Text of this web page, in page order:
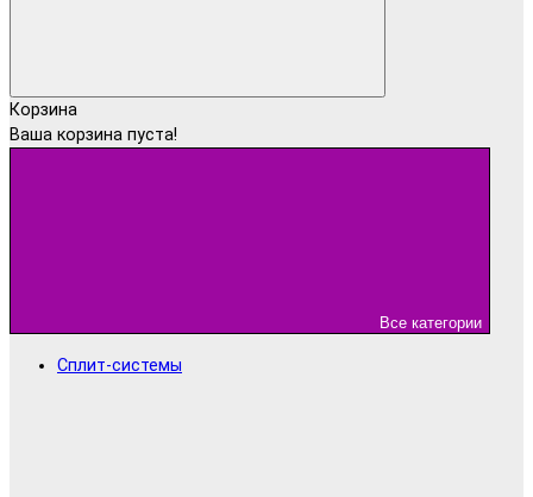
Корзина
Ваша корзина пуста!
Все категории
Сплит-системы